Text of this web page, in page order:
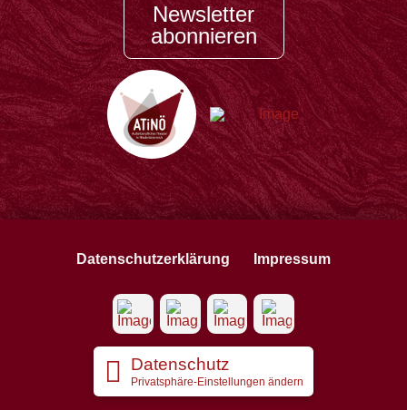
Newsletter
abonnieren
Datenschutzerklärung Impressum
Datenschutz
Privatsphäre-Einstellungen ändern